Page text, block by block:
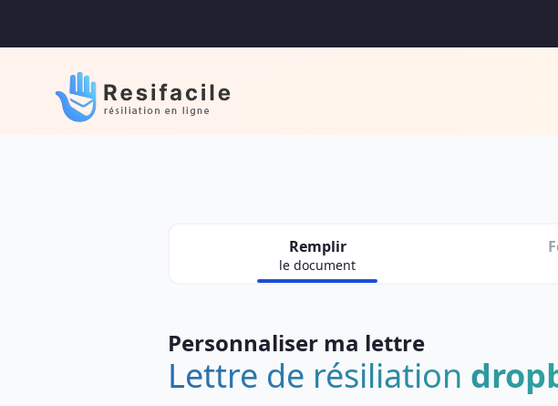
Remplir
le document
Personnaliser ma lettre
Lettre de résiliation